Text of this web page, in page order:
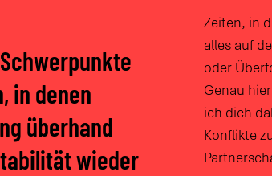
in denen
überhand
wieder
Zeiten, in
alles auf
oder
Genau
ich dich
Konflikte